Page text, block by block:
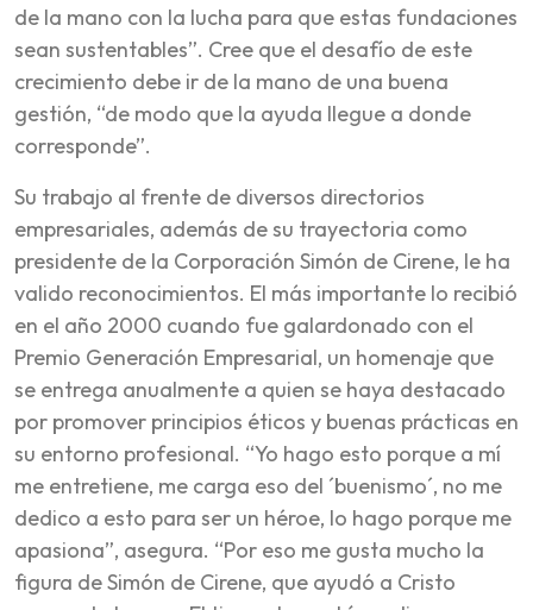
de la mano con la lucha para que estas fundaciones
sean sustentables”. Cree que el desafío de este
crecimiento debe ir de la mano de una buena
gestión, “de modo que la ayuda llegue a donde
corresponde”.
Su trabajo al frente de diversos directorios
empresariales, además de su trayectoria como
presidente de la Corporación Simón de Cirene, le ha
valido reconocimientos. El más importante lo recibió
en el año 2000 cuando fue galardonado con el
Premio Generación Empresarial, un homenaje que
se entrega anualmente a quien se haya destacado
por promover principios éticos y buenas prácticas en
su entorno profesional. “Yo hago esto porque a mí
me entretiene, me carga eso del ´buenismo´, no me
dedico a esto para ser un héroe, lo hago porque me
apasiona”, asegura. “Por eso me gusta mucho la
figura de Simón de Cirene, que ayudó a Cristo